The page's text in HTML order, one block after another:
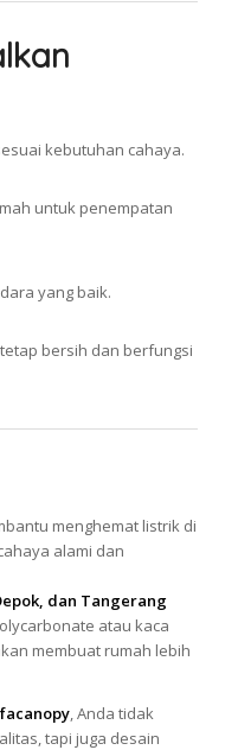
kebutuhan cahaya.
untuk penempatan
yang baik.
bersih dan berfungsi
menghemat listrik di
alami dan
dan Tangerang
atau kaca
membuat rumah lebih
, Anda tidak
tapi juga desain